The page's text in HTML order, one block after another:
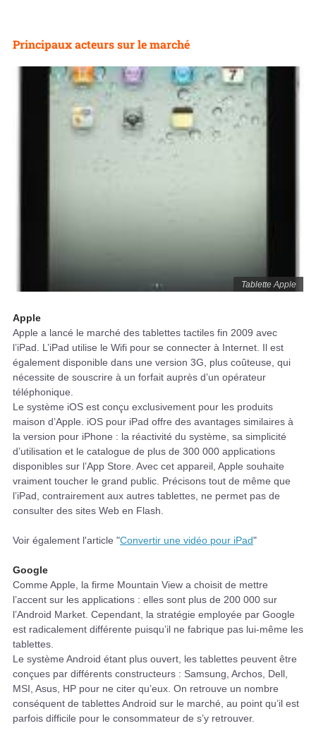
Principaux acteurs sur le marché
Tablette Apple
Apple
Apple a lancé le marché des tablettes tactiles fin 2009 avec
l’iPad. L’iPad utilise le Wifi pour se connecter à Internet. Il est
également disponible dans une version 3G, plus coûteuse, qui
nécessite de souscrire à un forfait auprès d’un opérateur
téléphonique.
Le système iOS est conçu exclusivement pour les produits
maison d’Apple. iOS pour iPad offre des avantages similaires à
la version pour iPhone : la réactivité du système, sa simplicité
d’utilisation et le catalogue de plus de 300 000 applications
disponibles sur l’App Store. Avec cet appareil, Apple souhaite
vraiment toucher le grand public. Précisons tout de même que
l’iPad, contrairement aux autres tablettes, ne permet pas de
consulter des sites Web en Flash.
Voir également l'article "Convertir une vidéo pour iPad"
Google
Comme Apple, la firme Mountain View a choisit de mettre
l’accent sur les applications : elles sont plus de 200 000 sur
l’Android Market. Cependant, la stratégie employée par Google
est radicalement différente puisqu’il ne fabrique pas lui-même les
tablettes.
Le système Android étant plus ouvert, les tablettes peuvent être
conçues par différents constructeurs : Samsung, Archos, Dell,
MSI, Asus, HP pour ne citer qu’eux. On retrouve un nombre
conséquent de tablettes Android sur le marché, au point qu’il est
parfois difficile pour le consommateur de s’y retrouver.